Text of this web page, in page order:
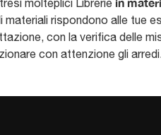
molteplici Librerie
rispondono alle tue
con la verifica delle
con attenzione gli arredi.